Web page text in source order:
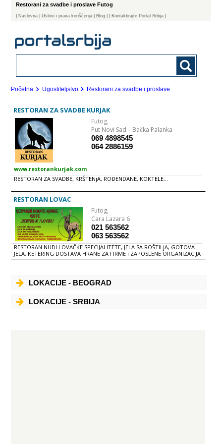
Restorani za svadbe i proslave Futog
Naslovna | Uslovi i prava korišćenja Blog | Kontaktirajte Portal Srbija |
Početna Ugostiteljstvo Restorani za svadbe i proslave
RESTORAN ZA SVADBE KURJAK
Futog,
Put Novi Sad – Bačka Palanka
069 4898545
064 2886159
www.restorankurjak.com
RESTORAN ZA SVADBE, KRŠTENjA, ROĐENDANE, KOKTELE...
RESTORAN LOVAC
Futog,
Cara Lazara 6
021 563562
063 563562
RESTORAN NUDI LOVAČKE SPECIJALITETE, JELA SA ROŠTILjA, GOTOVA
JELA, KETERING DOSTAVA HRANE ZA FIRME i ZAPOSLENE ORGANIZACIJA
SVIH VRSTA PROSLAVA
LOKACIJE - BEOGRAD
LOKACIJE - SRBIJA